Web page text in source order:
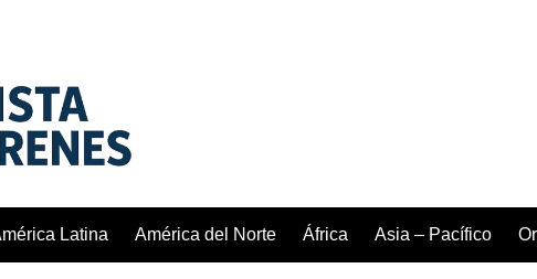
Latina América del Norte África Asia – Pacífico